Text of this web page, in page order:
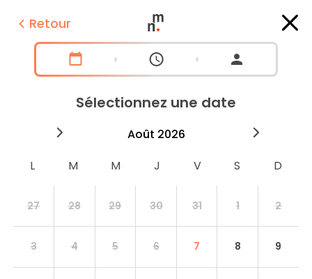
Retour
Sélectionnez une date
août 2026
27 28 29 30 31 1 2
3 4 5 6 7 8 9